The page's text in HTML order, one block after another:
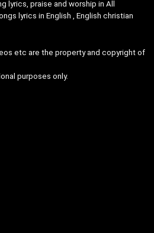
lyrics, praise and worship in All
lyrics in English , English christian
etc are the property and copyright of
purposes only.